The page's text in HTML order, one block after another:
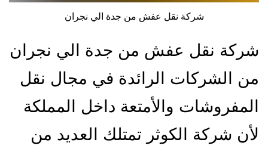
شركة نقل عفش من جدة الي نجران
شركة نقل عفش من جدة الي نجران
من الشركات الرائدة في مجال نقل
المفروشات والأمتعة داخل المملكة
لأن شركة الكوثر تمتلك العديد من